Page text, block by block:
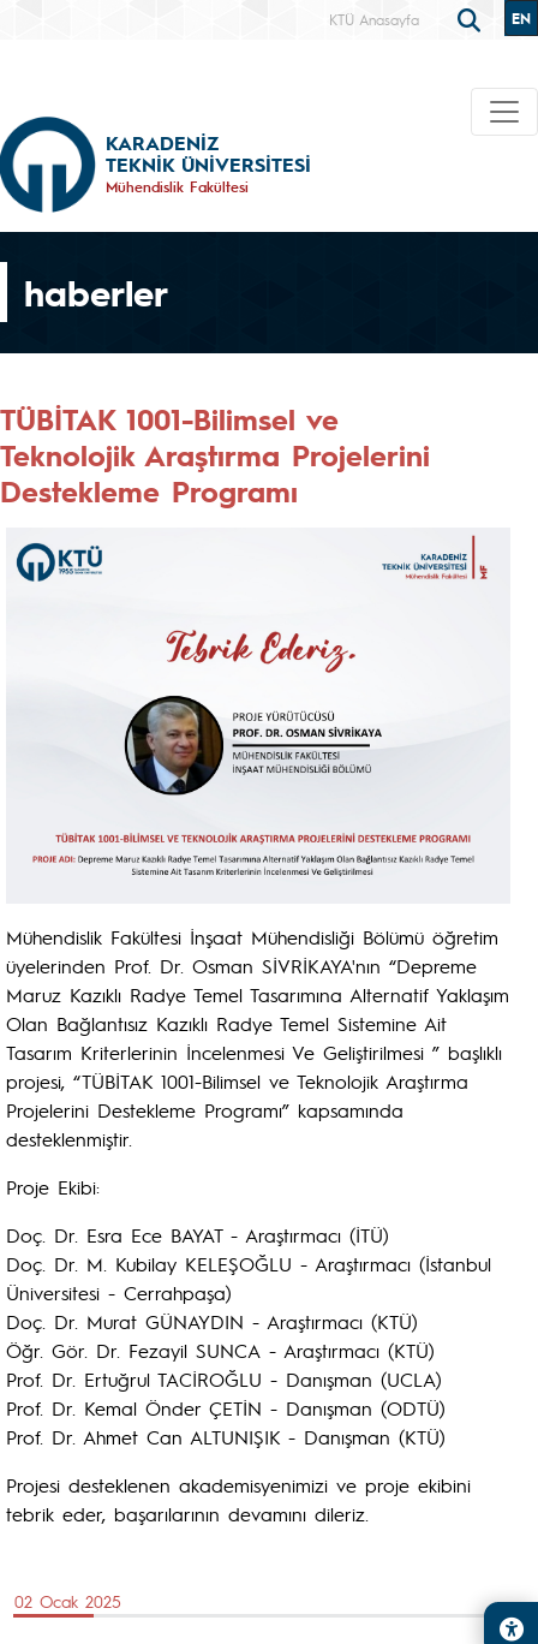
KTÜ Anasayfa EN
KARADENİZ
TEKNİK ÜNİVERSİTESİ
Mühendislik Fakültesi
haberler
TÜBİTAK 1001-Bilimsel ve
Teknolojik Araştırma Projelerini
Destekleme Programı
Mühendislik Fakültesi İnşaat Mühendisliği Bölümü öğretim
üyelerinden Prof. Dr. Osman SİVRİKAYA'nın “Depreme
Maruz Kazıklı Radye Temel Tasarımına Alternatif Yaklaşım
Olan Bağlantısız Kazıklı Radye Temel Sistemine Ait
Tasarım Kriterlerinin İncelenmesi Ve Geliştirilmesi ” başlıklı
projesi, “TÜBİTAK 1001-Bilimsel ve Teknolojik Araştırma
Projelerini Destekleme Programı” kapsamında
desteklenmiştir.
Proje Ekibi:
Doç. Dr. Esra Ece BAYAT - Araştırmacı (İTÜ)
Doç. Dr. M. Kubilay KELEŞOĞLU - Araştırmacı (İstanbul
Üniversitesi - Cerrahpaşa)
Doç. Dr. Murat GÜNAYDIN - Araştırmacı (KTÜ)
Öğr. Gör. Dr. Fezayil SUNCA - Araştırmacı (KTÜ)
Prof. Dr. Ertuğrul TACİROĞLU - Danışman (UCLA)
Prof. Dr. Kemal Önder ÇETİN - Danışman (ODTÜ)
Prof. Dr. Ahmet Can ALTUNIŞIK - Danışman (KTÜ)
Projesi desteklenen akademisyenimizi ve proje ekibini
tebrik eder, başarılarının devamını dileriz.
02 Ocak 2025